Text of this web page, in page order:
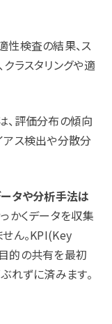
性検査の結果、ス
ラスタリングや適
、評価分布の傾向
アス検出や分散分
タや分析手法は
かくデータを収集
ん。KPI(Key
的の共有を最初
れずに済みます。